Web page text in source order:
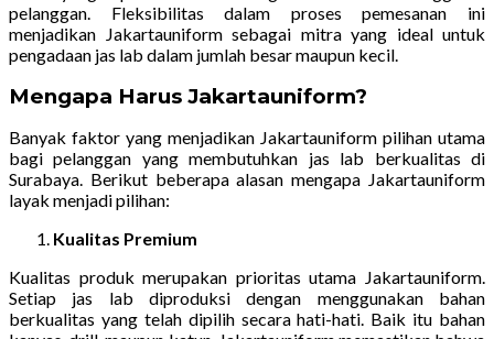
pelanggan. Fleksibilitas dalam proses pemesanan ini
menjadikan Jakartauniform sebagai mitra yang ideal untuk
pengadaan jas lab dalam jumlah besar maupun kecil.
Mengapa Harus Jakartauniform?
Banyak faktor yang menjadikan Jakartauniform pilihan utama
bagi pelanggan yang membutuhkan jas lab berkualitas di
Surabaya. Berikut beberapa alasan mengapa Jakartauniform
layak menjadi pilihan:
Kualitas Premium
Kualitas produk merupakan prioritas utama Jakartauniform.
Setiap jas lab diproduksi dengan menggunakan bahan
berkualitas yang telah dipilih secara hati-hati. Baik itu bahan